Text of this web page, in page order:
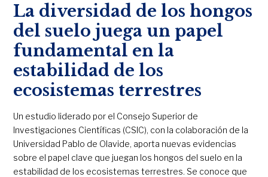
La diversidad de los hongos
del suelo juega un papel
fundamental en la
estabilidad de los
ecosistemas terrestres
Un estudio liderado por el Consejo Superior de
Investigaciones Científicas (CSIC), con la colaboración de la
Universidad Pablo de Olavide, aporta nuevas evidencias
sobre el papel clave que juegan los hongos del suelo en la
estabilidad de los ecosistemas terrestres. Se conoce que